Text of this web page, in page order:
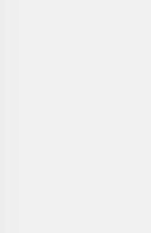
تدبيل كرت عمل